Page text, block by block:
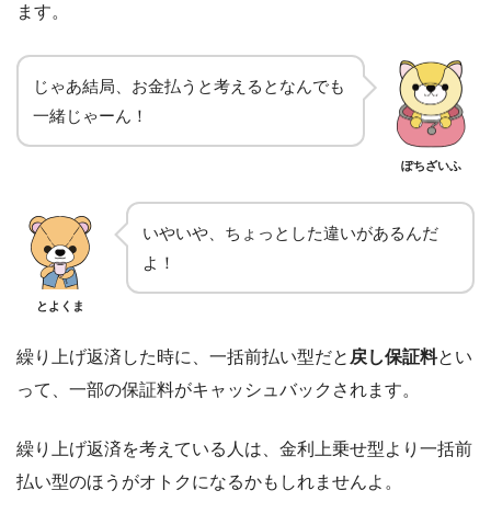
ます。
じゃあ結局、お金払うと考えるとなんでも
一緒じゃーん！
ぽちざいふ
とよくま
いやいや、ちょっとした違いがあるんだ
よ！
繰り上げ返済した時に、一括前払い型だと 戻し保証料とい
って、一部の保証料がキャッシュバックされます。
繰り上げ返済を考えている人は、金利上乗せ型より一括前
払い型のほうがオトクになるかもしれませんよ。